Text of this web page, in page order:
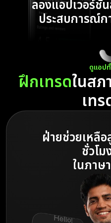
ลองแอปเวอร์ชั
ประสบการณ์ก
ดูแอป
ฝึกเทรดในส
เท
ฝ่ายช่วยเหลื
ชั่วโ
ในภา